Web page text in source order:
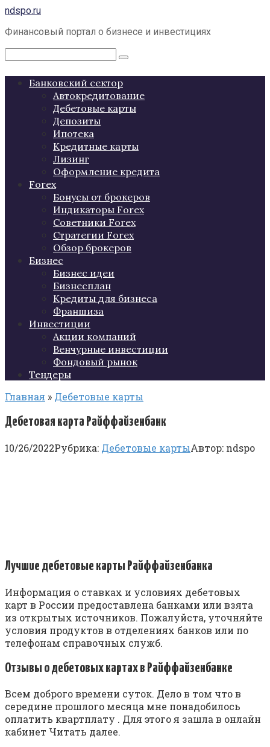
Перейти
контенту
ndspo.ru
Финансовый портал о бизнесе и инвестициях
Поиск:
Банковский сектор
Автокредитование
Дебетовые карты
Депозиты
Ипотека
Кредитные карты
Лизинг
Оформление кредита
Forex
Бонусы от брокеров
Индикаторы Forex
Советники Forex
Стратегии Forex
Обзор брокеров
Бизнес
Бизнес идеи
Бизнесплан
Кредиты для бизнеса
Франшиза
Инвестиции
Акции компаний
Венчурные инвестиции
Фондовый рынок
Тендеры
Главная » Дебетовые карты
Дебетовая карта Райффайзенбанк
10/26/2022Рубрика: Дебетовые картыАвтор: ndspo
Лучшие дебетовые карты Райффайзенбанка
Информация о ставках и условиях дебетовых
карт в России предоставлена банками или взята
из открытых источников. Пожалуйста, уточняйте
условия продуктов в отделениях банков или по
телефонам справочных служб.
Отзывы о дебетовых картах в Райффайзенбанке
Всем доброго времени суток. Дело в том что в
середине прошлого месяца мне понадобилось
оплатить квартплату . Для этого я зашла в онлайн
кабинет Читать далее.